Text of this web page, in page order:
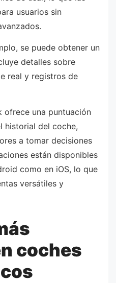
usuarios sin
se puede obtener un
detalles sobre
real y registros de
ofrece una puntuación
historial del coche,
a tomar decisiones
están disponibles
como en iOS, lo que
versátiles y
coches